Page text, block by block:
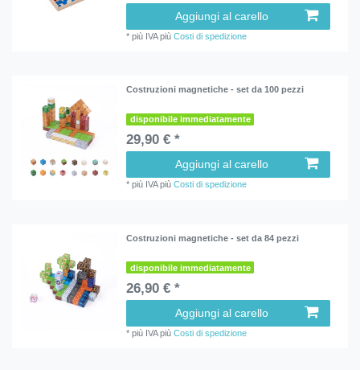
Aggiungi al carello
*più IVApiùCosti di spedizione
Costruzioni magnetiche - set da 100 pezzi
disponibile immediatamente
29,90 € *
Aggiungi al carello
*più IVApiùCosti di spedizione
Costruzioni magnetiche - set da 84 pezzi
disponibile immediatamente
26,90 € *
Aggiungi al carello
*più IVApiùCosti di spedizione